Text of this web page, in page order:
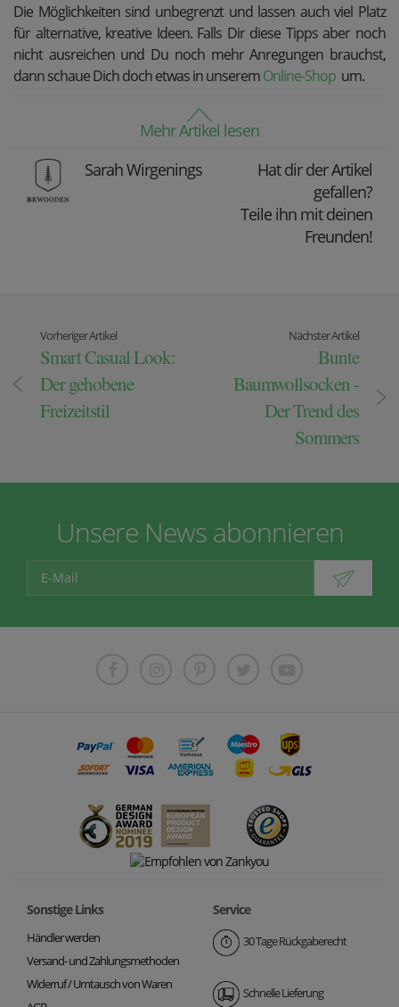
Die Möglichkeiten sind unbegrenzt und lassen auch viel Platz
für alternative, kreative Ideen. Falls Dir diese Tipps aber noch
nicht ausreichen und Du noch mehr Anregungen brauchst,
dann schaue Dich doch etwas in unseremOnline-Shop um.
Mehr Artikel lesen
Sarah Wirgenings
Hat dir der Artikel
gefallen?
Teile ihn mit deinen
Freunden!
Vorheriger Artikel
Smart Casual Look:
Der gehobene
Freizeitstil
Nächster Artikel
Bunte
Baumwollsocken -
Der Trend des
Sommers
Unsere News abonnieren
Sonstige Links
Händler werden
Versand- und Zahlungsmethoden
Widerruf / Umtausch von Waren
Service
30 Tage Rückgaberecht
Schnelle Lieferung